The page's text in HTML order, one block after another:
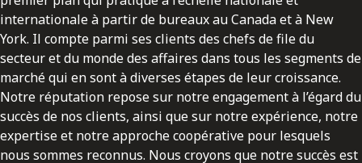
internationale à partir de bureaux au Canada et à New
York. Il compte parmi ses clients des chefs de file du
secteur et du monde des affaires dans tous les segments de
marché qui en sont à diverses étapes de leur croissance.
Notre réputation repose sur notre engagement à l’égard du
succès de nos clients, ainsi que sur notre expérience, notre
expertise et notre approche coopérative pour lesquels
nous sommes reconnus. Nous croyons que notre succès est